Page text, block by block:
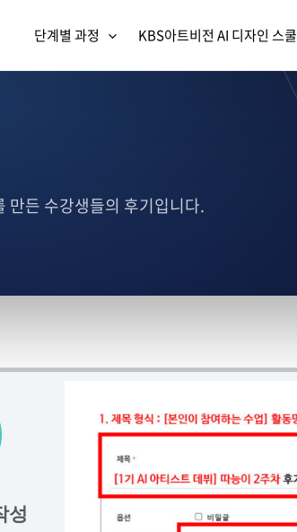
단계별 과정 KBS아트비전 AI 디자인 스쿨
만든 수강생들의 후기입니다.
성